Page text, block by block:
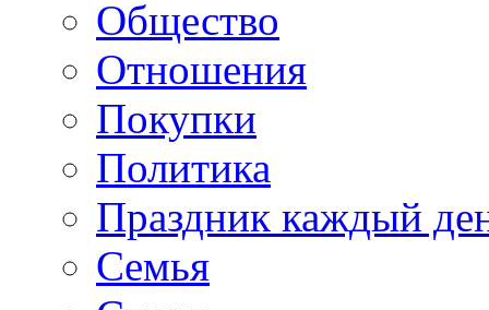
Общество
Отношения
Покупки
Политика
Праздник каждый
Семья